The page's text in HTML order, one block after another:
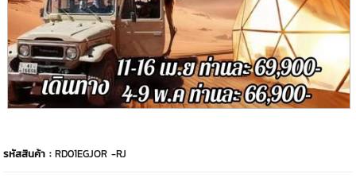
รหัสสินค้า :RD01EGJOR -RJ